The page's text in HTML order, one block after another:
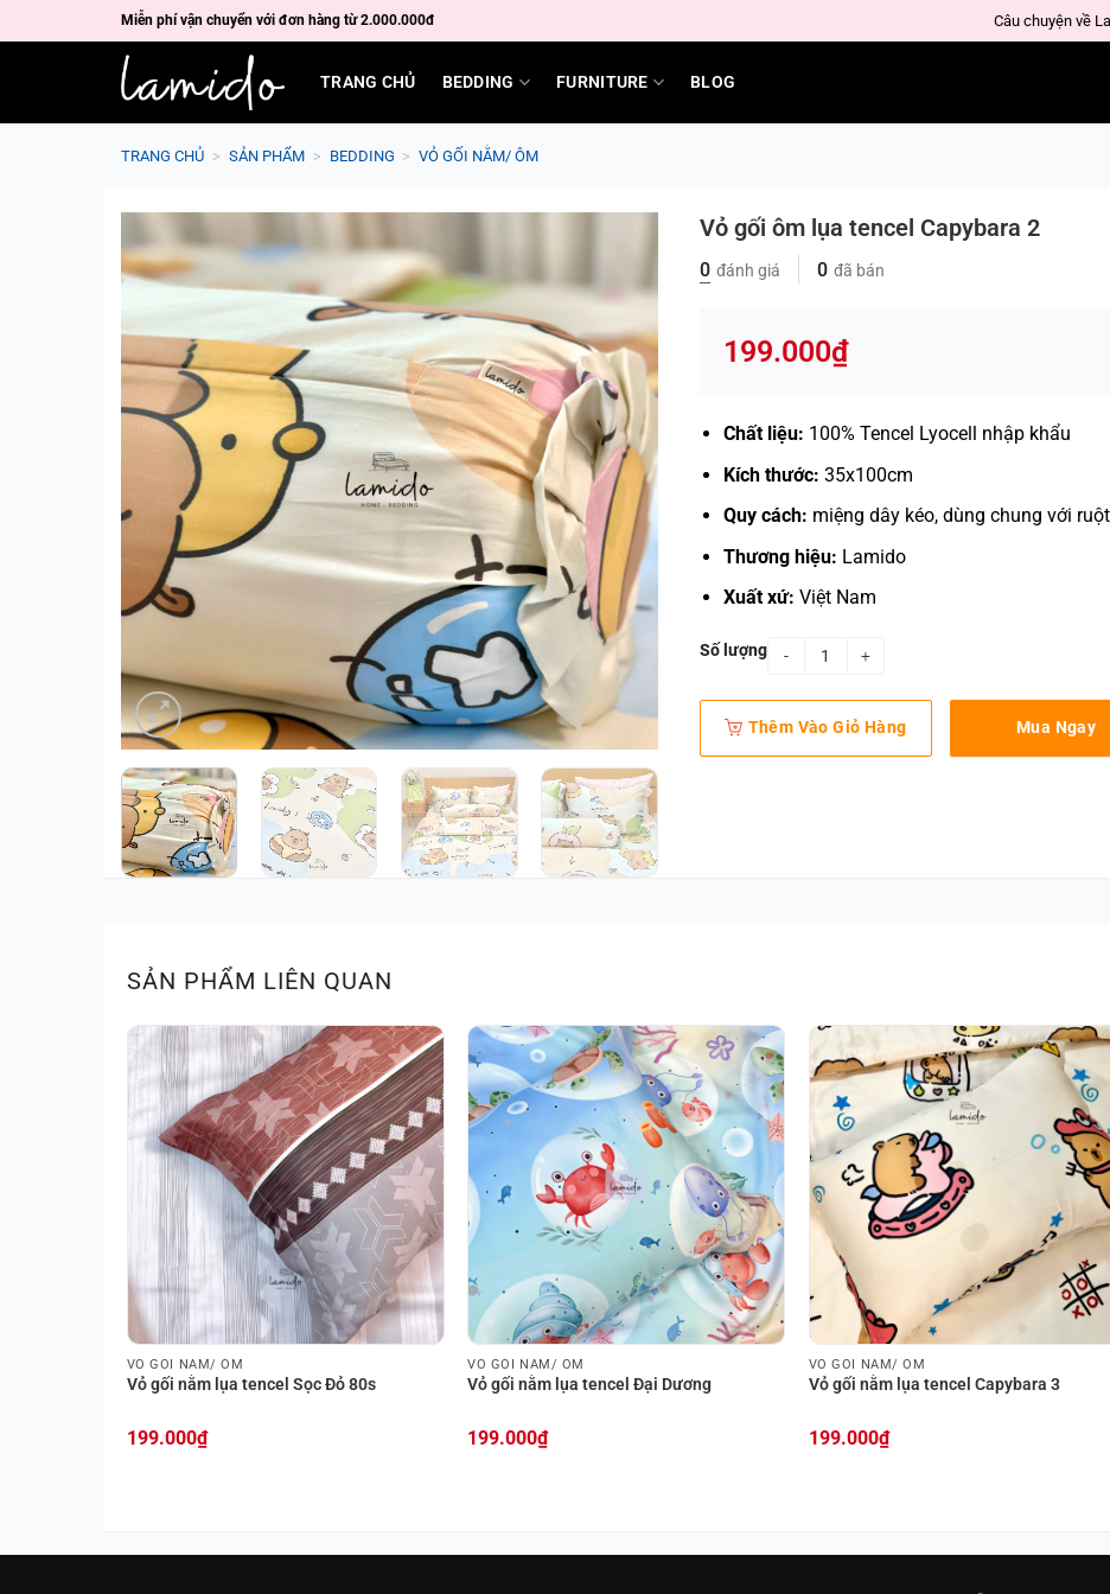
to
Miễn phí vận chuyển với đơn hàng từ 2.000.000đ Câu chuyện về
TRANG CHỦ BEDDING FURNITURE BLOG
TRANG CHỦ > SẢN PHẨM > BEDDING > VỎ GỐI NẰM/ ÔM
Vỏ gối ôm lụa tencel Capybara 2
0 đánh giá 0 đã bán
199.000₫
Chất liệu: 100% Tencel Lyocell nhập khẩu
Kích thước: 35x100cm
Quy cách: miệng dây kéo, dùng chung với
Thương hiệu: Lamido
Xuất xứ: Việt Nam
Số lượng
Vỏ gối ôm lụa tencel Capybara 2 quantity
Thêm Vào Giỏ Hàng Mua Ngay
SẢN PHẨM LIÊN QUAN
VỎ GỐI NẰM/ ÔM
Vỏ gối nằm lụa tencel Sọc Đỏ 80s
199.000₫
VỎ GỐI NẰM/ ÔM
Vỏ gối nằm lụa tencel Đại Dương
199.000₫
VỎ GỐI NẰM/ ÔM
Vỏ gối nằm lụa tencel Capybara 3
199.000₫